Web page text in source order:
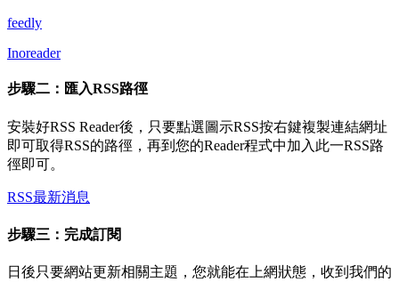
feedly
Inoreader
步驟二：匯入RSS路徑
安裝好RSS Reader後，只要點選圖示RSS按右鍵複製連結網址
即可取得RSS的路徑，再到您的Reader程式中加入此一RSS路
徑即可。
RSS最新消息
步驟三：完成訂閱
日後只要網站更新相關主題，您就能在上網狀態，收到我們的